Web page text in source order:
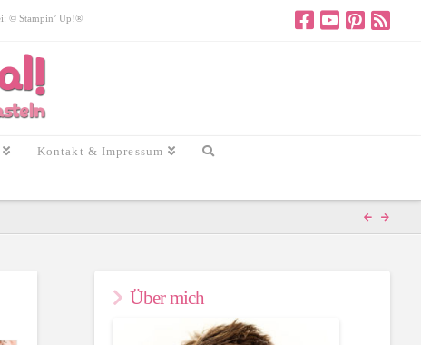
© Stampin’ Up!®
Kontakt & Impressum
Über mich